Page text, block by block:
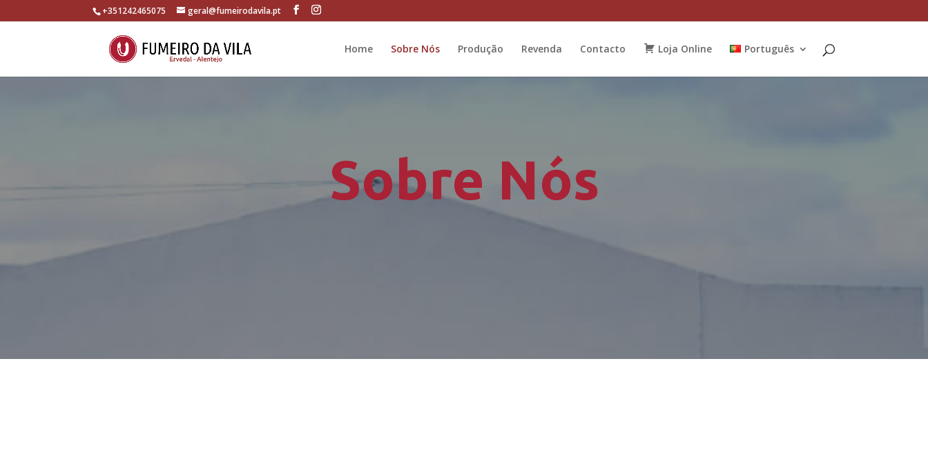
+351242465075 geral@fumeirodavila.pt
Home Sobre Nós Produção Revenda Contacto Loja Online Português
Sobre Nós